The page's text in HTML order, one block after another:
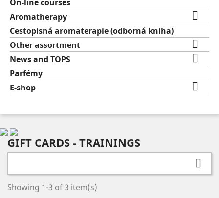
On-line courses
Aromatherapy

Cestopisná aromaterapie (odborná kniha)
Other assortment

News and TOPS 
Parfémy
E-shop

GIFT CARDS - TRAININGS

Showing 1-3 of 3 item(s)